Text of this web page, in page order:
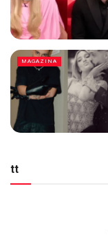
MAGAZINA
tt